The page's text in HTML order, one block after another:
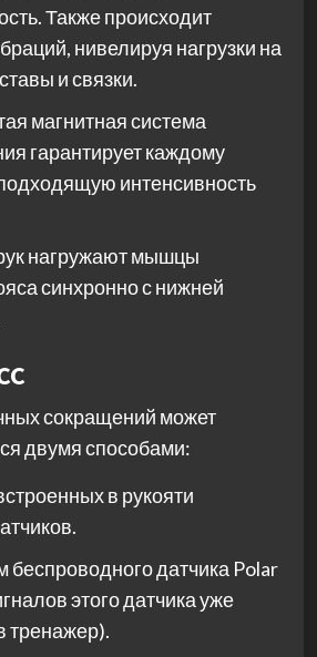
Также происходит
нивелируя нагрузки на
и связки.
магнитная система
гарантирует каждому
интенсивность
нагружают мышцы
синхронно с нижней
сокращений может
двумя способами:
в рукояти
беспроводного датчика Polar
этого датчика уже
тренажер).